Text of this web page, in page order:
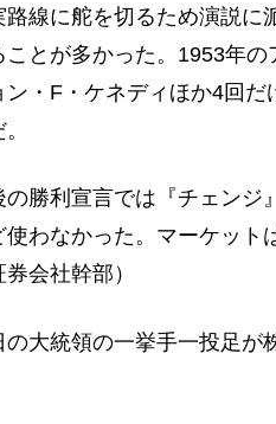
路線に舵を切るため演説
ことが多かった。1953年
ン・F・ケネディほか4回
の勝利宣言では『チェン
使わなかった。マーケッ
会社幹部）
大統領の一挙手一投足が